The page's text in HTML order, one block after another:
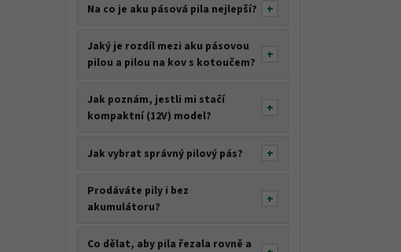
Na co je aku pásová pila nejlepší?
Jaký je rozdíl mezi aku pásovou
pilou a pilou na kov s kotoučem?
Jak poznám, jestli mi stačí
kompaktní (12V) model?
Jak vybrat správný pilový pás?
Prodáváte pily i bez
akumulátoru?
Co dělat, aby pila řezala rovně a